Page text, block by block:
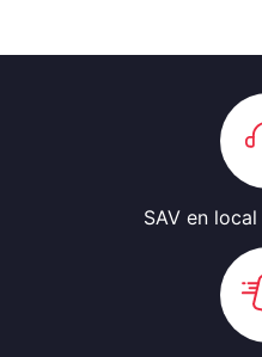
SAV en local